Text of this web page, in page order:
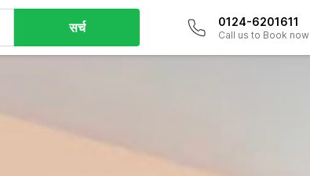
सर्च 0124-6201611
Call us to Book now